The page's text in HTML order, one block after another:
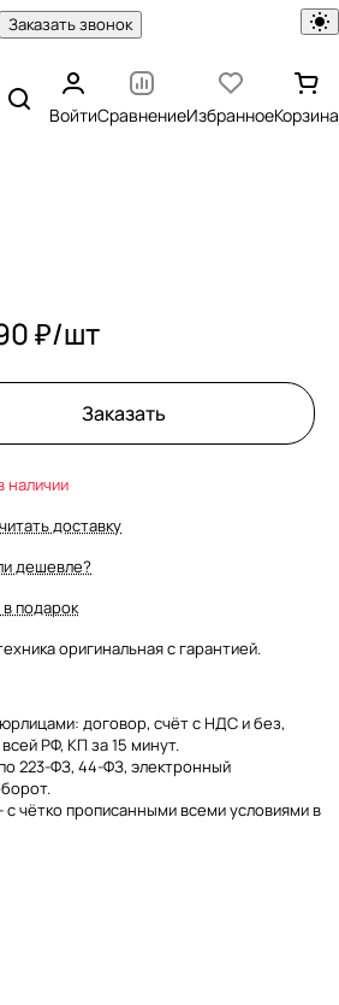
Заказать звонок
ВойтиСравнениеИзбранноеКорзина
₽/шт
Заказать
наличии
доставку
дешевле?
подарок
оригинальная с гарантией.
договор, счёт с НДС и без,
РФ, КП за 15 минут.
223-ФЗ, 44-ФЗ, электронный
с чётко прописанными всеми условиями в